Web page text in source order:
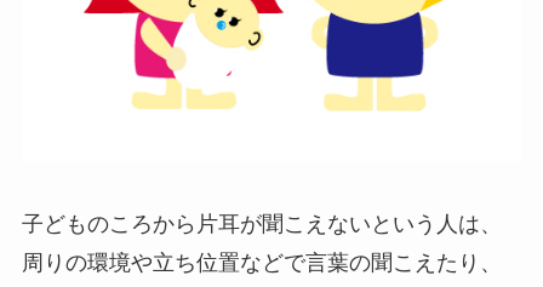
子どものころから片耳が聞こえないという人は、
周りの環境や立ち位置などで言葉の聞こえたり、